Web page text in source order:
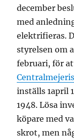
december
med
elektrifieras.
styrelsen om
februari, för
Centralmejeris
inställs 1april
1948. Lösa
köpare med
skrot, men